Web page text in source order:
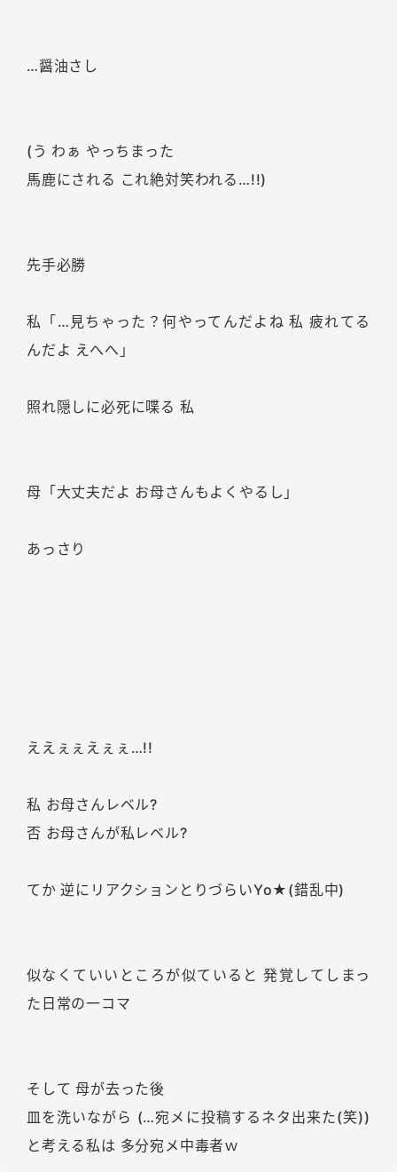
…醤油さし
(う わぁ やっちまった
馬鹿にされる これ絶対笑われる…!!)
先手必勝
私「…見ちゃった？何やってんだよね 私 疲れてる
んだよ えへへ」
照れ隠しに必死に喋る 私
母「大丈夫だよ お母さんもよくやるし」
あっさり
ええぇぇえぇぇ…!!
私 お母さんレベル?
否 お母さんが私レベル?
てか 逆にリアクションとりづらいYo★(錯乱中)
似なくていいところが似ていると 発覚してしまっ
た日常の一コマ
そして 母が去った後
皿を洗いながら (…宛メに投稿するネタ出来た(笑))
と考える私は 多分宛メ中毒者ｗ